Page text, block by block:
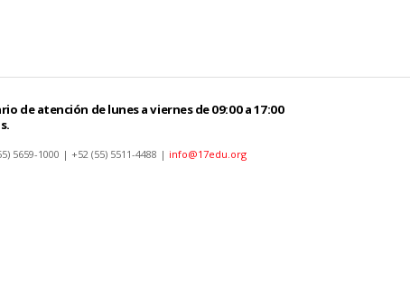
de atención de lunes a viernes de 09:00 a 17:00
5659-1000 | +52 (55) 5511-4488 | info@17edu.org